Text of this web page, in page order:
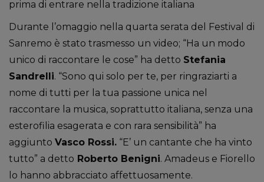
prima di entrare nella tradizione italiana
Durante l’omaggio nella quarta serata del Festival di
Sanremo è stato trasmesso un video; “Ha un modo
unico di raccontare le cose” ha detto Stefania
Sandrelli. “Sono qui solo per te, per ringraziarti a
nome di tutti per la tua passione unica nel
raccontare la musica, soprattutto italiana, senza una
esterofilia esagerata e con rara sensibilità” ha
aggiunto Vasco Rossi. “E’ un cantante che ha vinto
tutto” a detto Roberto Benigni. Amadeus e Fiorello
lo hanno abbracciato affettuosamente.